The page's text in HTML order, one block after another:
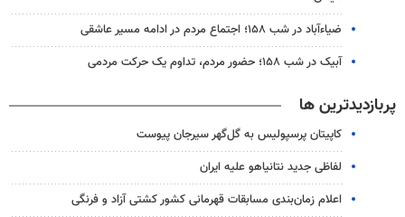
ضیاء‌آباد در شب ۱۵۸؛ اجتماع مردم در ادامه مسیر عاشقی
آبیک در شب ۱۵۸؛ حضور مردم، تداوم یک حرکت مردمی
پربازدیدترین ها
کاپیتان پرسپولیس به گل‌گهر سیرجان پیوست
لفاظی جدید نتانیاهو علیه ایران
اعلام زمان‌بندی مسابقات قهرمانی کشور کشتی آزاد و فرنگی